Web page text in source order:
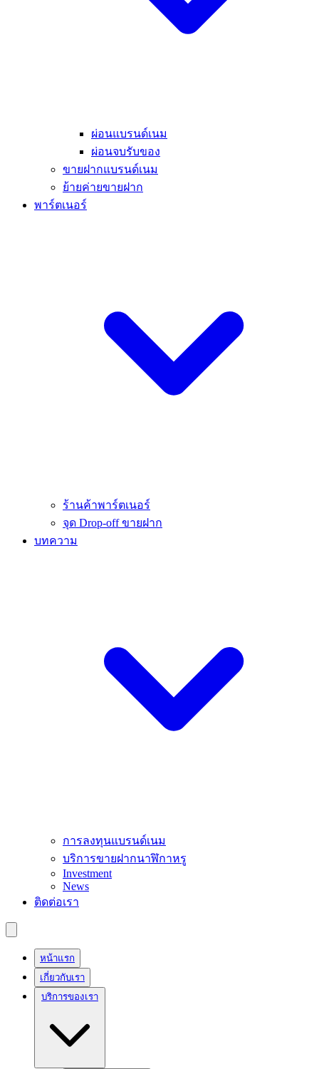
ผ่อนแบรนด์เนม
ผ่อนจบรับของ
ขายฝากแบรนด์เนม
ย้ายค่ายขายฝาก
พาร์ตเนอร์
ร้านค้าพาร์ตเนอร์
จุด Drop-off ขายฝาก
บทความ
การลงทุนแบรนด์เนม
บริการขายฝากนาฬิกาหรู
Investment
News
ติดต่อเรา
หน้าแรก
เกี่ยวกับเรา
บริการของเรา